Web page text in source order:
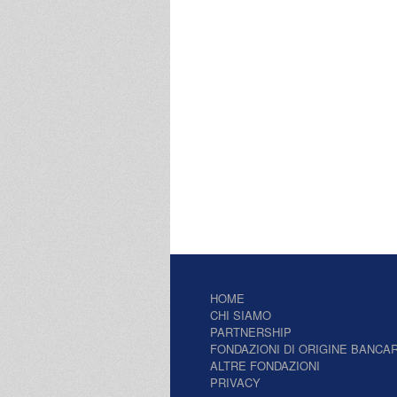
HOME
CHI SIAMO
PARTNERSHIP
FONDAZIONI DI ORIGINE
ALTRE FONDAZIONI
PRIVACY